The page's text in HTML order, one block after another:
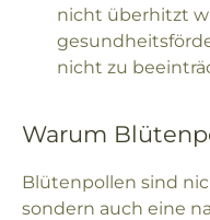
nicht überhitzt
nicht zu
Warum
Blütenpollen sind
sondern auch eine